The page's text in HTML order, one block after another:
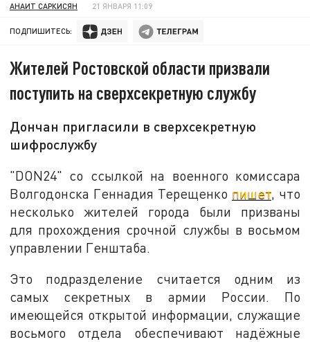
АНАИТ САРКИСЯН 21 ЯНВАРЯ 11:09
ПОДПИШИТЕСЬ:
Жителей Ростовской области призвали
поступить на сверхсекретную службу
Дончан пригласили в сверхсекретную
шифрослужбу
"DON24" со ссылкой на военного комиссара
Волгодонска Геннадия Терещенко пишет, что
несколько жителей города были призваны
для прохождения срочной службы в восьмом
управлении Генштаба.
Это подразделение считается одним из
самых секретных в армии России. По
имеющейся открытой информации, служащие
восьмого отдела обеспечивают надёжные